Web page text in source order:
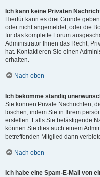
Ich kann keine Privaten
Hierfür kann es drei Gründe
oder nicht angemeldet, oder die
für das komplette Forum
Administrator Ihnen das Recht,
hat. Kontaktieren Sie einen
erhalten.
Nach oben
Ich bekomme ständig
Sie können Private Nachrichten,
löschen, indem Sie in Ihrem
erstellen. Falls Sie belästigende
können Sie dies auch einem
betreffenden Mitglied dann
Nach oben
Ich habe eine Spam-E-Mail von